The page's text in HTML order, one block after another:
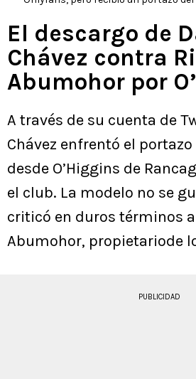
El descargo de
Chávez contra
Abumohor por
A través de su cuenta de
Chávez enfrentó el
desde O’Higgins de
el club. La modelo no se
criticó en duros términos
Abumohor, propietariode
PUBLICIDAD